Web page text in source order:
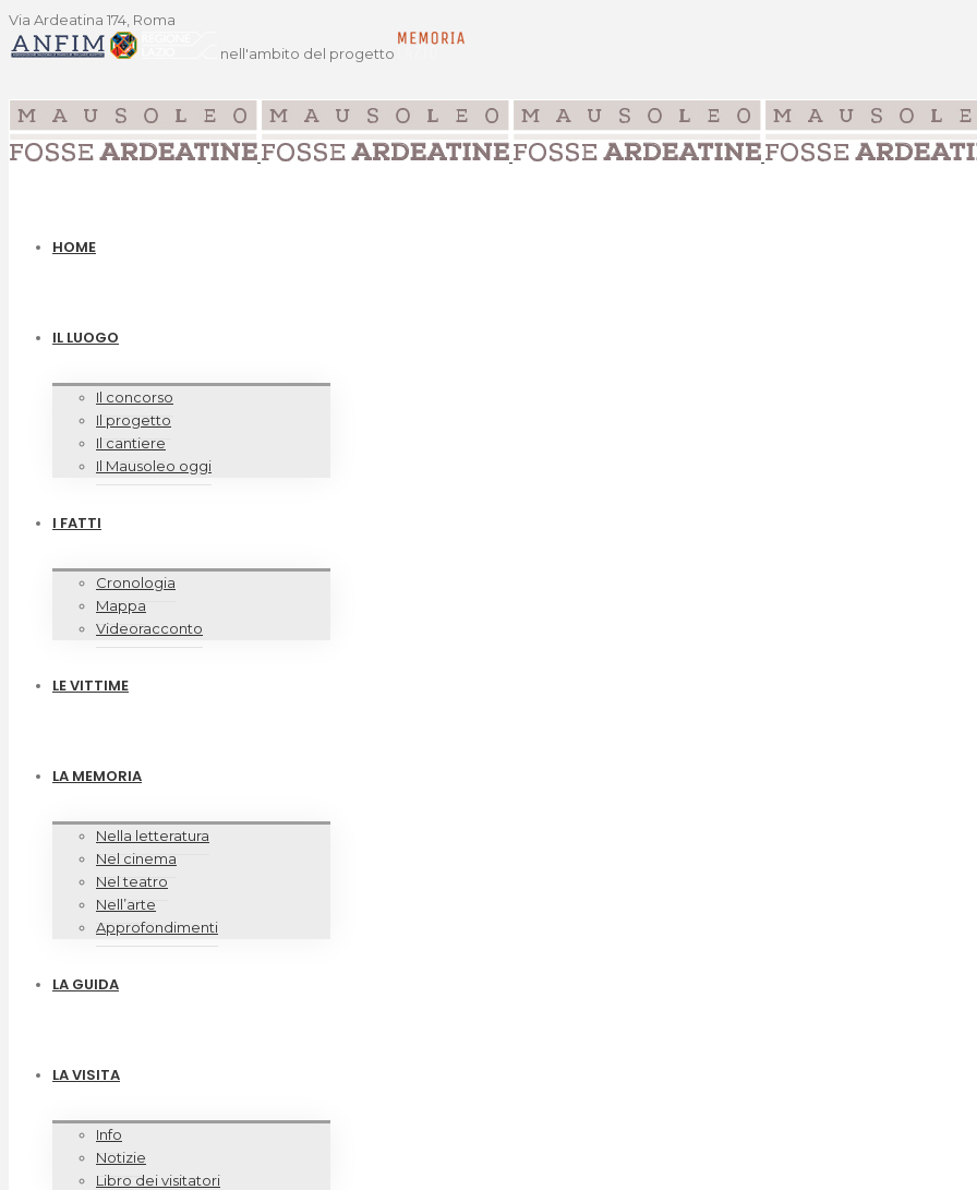
Via Ardeatina 174, Roma
nell'ambito del progetto
HOME
IL LUOGO
Il concorso
Il progetto
Il cantiere
Il Mausoleo oggi
I FATTI
Cronologia
Mappa
Videoracconto
LE VITTIME
LA MEMORIA
Nella letteratura
Nel cinema
Nel teatro
Nell’arte
Approfondimenti
LA GUIDA
LA VISITA
Info
Notizie
Libro dei visitatori